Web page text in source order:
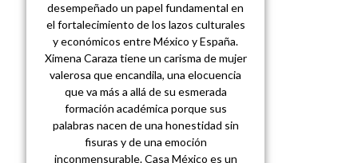
desempeñado un papel fundamental en
el fortalecimiento de los lazos culturales
y económicos entre México y España.
Ximena Caraza tiene un carisma de mujer
valerosa que encandila, una elocuencia
que va más a allá de su esmerada
formación académica porque sus
palabras nacen de una honestidad sin
fisuras y de una emoción
inconmensurable. Casa México es un